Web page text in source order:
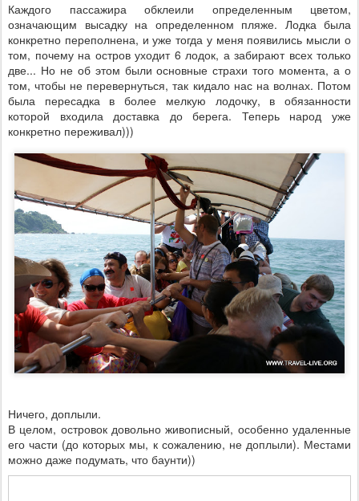
Каждого пассажира обклеили определенным цветом,
означающим высадку на определенном пляже. Лодка была
конкретно переполнена, и уже тогда у меня появились мысли о
том, почему на остров уходит 6 лодок, а забирают всех только
две... Но не об этом были основные страхи того момента, а о
том, чтобы не перевернуться, так кидало нас на волнах. Потом
была пересадка в более мелкую лодочку, в обязанности
которой входила доставка до берега. Теперь народ уже
конкретно переживал)))
Ничего, доплыли.
В целом, островок довольно живописный, особенно удаленные
его части (до которых мы, к сожалению, не доплыли). Местами
можно даже подумать, что баунти))